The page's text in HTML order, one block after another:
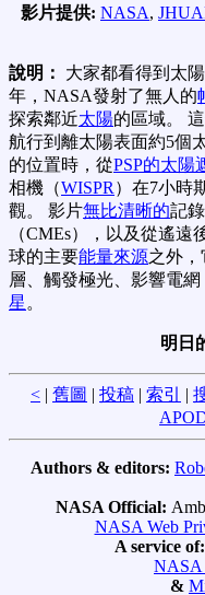
影片提供: NASA,
說明： 大家都看得到太
年，NASA發射了無人的
探索鄰近太陽的區域。
航行到離太陽表面約5個
的位置時，從PSP的太陽
相機（WISPR ）在7小時
觀。 影片無比清晰的記
（CMEs），以及從遙遠
球的主要能量來源之外，
層、觸發極光、影響電網
星 。
明日
< | 舊圖 | 投稿 | 索引 |
Authors & editors:
NASA Official:
NASA Web
A service of:
NASA
&